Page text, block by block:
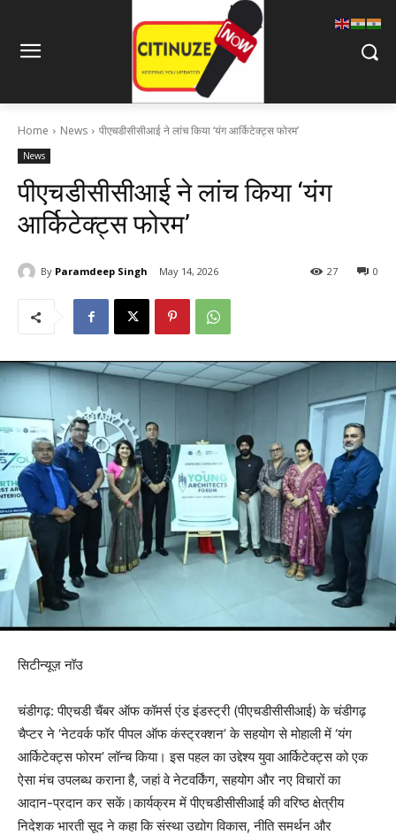
Home News पीएचडीसीसीआई ने लांच किया ‘यंग आर्किटेक्ट्स फोरम’
News
पीएचडीसीसीआई ने लांच किया ‘यंग
आर्किटेक्ट्स फोरम’
By Paramdeep Singh May 14, 2026 0
27
सिटीन्यूज़ नॉउ
चंडीगढ़: पीएचडी चैंबर ऑफ कॉमर्स एंड इंडस्ट्री (पीएचडीसीसीआई) के चंडीगढ़
चैप्टर ने ‘नेटवर्क फॉर पीपल ऑफ कंस्ट्रक्शन’ के सहयोग से मोहाली में ‘यंग
आर्किटेक्ट्स फोरम’ लॉन्च किया। इस पहल का उद्देश्य युवा आर्किटेक्ट्स को एक
ऐसा मंच उपलब्ध कराना है, जहां वे नेटवर्किंग, सहयोग और नए विचारों का
आदान-प्रदान कर सकें।कार्यक्रम में पीएचडीसीसीआई की वरिष्ठ क्षेत्रीय
निदेशक भारती सूद ने कहा कि संस्था उद्योग विकास, नीति समर्थन और